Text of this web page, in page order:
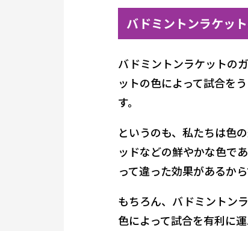
バドミントンラケッ
バドミントンラケットの
ットの色によって試合を
す。
というのも、私たちは色
ッドなどの鮮やかな色で
って違った効果があるから
もちろん、バドミントン
色によって試合を有利に